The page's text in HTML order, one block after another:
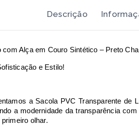
Descrição
Alça em Couro Sintético – Preto
e Estilo!
a Sacola PVC Transparente
a modernidade da transparência
olhar.